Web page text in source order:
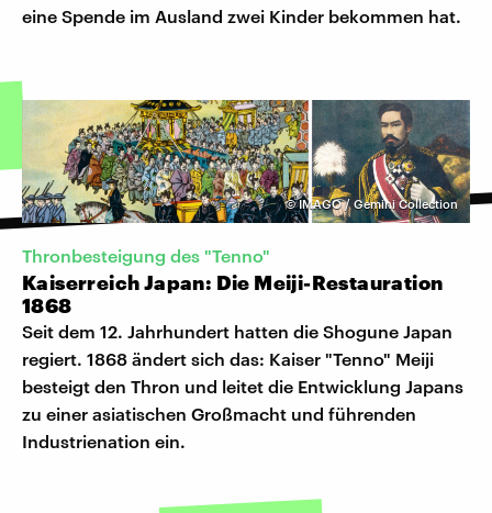
eine Spende im Ausland zwei Kinder bekommen hat.
©IMAGO / Gemini Collection
Thronbesteigung des "Tenno"
Kaiserreich Japan: Die Meiji-Restauration
1868
Seit dem 12. Jahrhundert hatten die Shogune Japan
regiert. 1868 ändert sich das: Kaiser "Tenno" Meiji
besteigt den Thron und leitet die Entwicklung Japans
zu einer asiatischen Großmacht und führenden
Industrienation ein.